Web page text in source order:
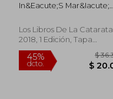
In&Eacute;S Mar&Iacute;A
S&Aacute;Nchez Pablo
Los Libros De La Catarata,
2018, 1 Edición, Tapa
Blanda, Nuevo